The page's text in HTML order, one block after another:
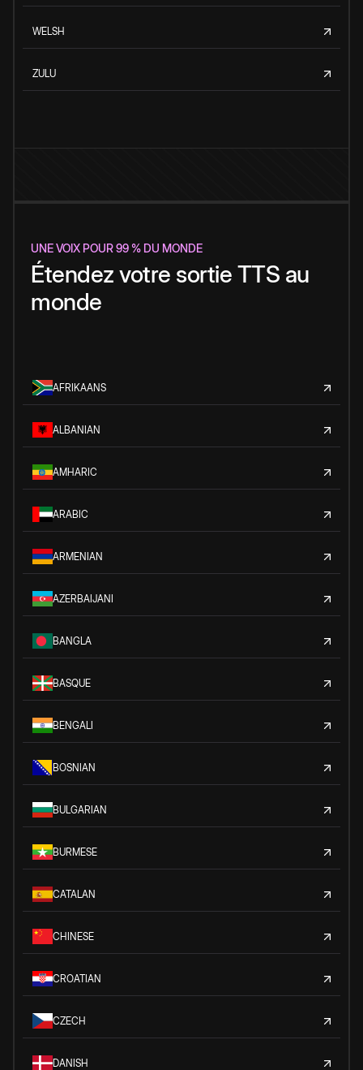
WELSH
ZULU
UNE VOIX POUR 99 % DU MONDE
Étendez votre sortie TTS au
monde
AFRIKAANS
ALBANIAN
AMHARIC
ARABIC
ARMENIAN
AZERBAIJANI
BANGLA
BASQUE
BENGALI
BOSNIAN
BULGARIAN
BURMESE
CATALAN
CHINESE
CROATIAN
CZECH
DANISH